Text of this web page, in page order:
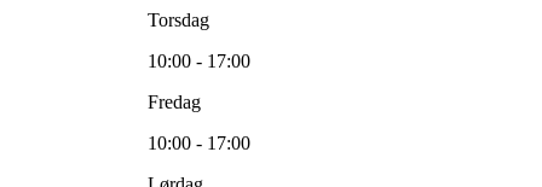
Torsdag
10:00 - 17:00
Fredag
10:00 - 17:00